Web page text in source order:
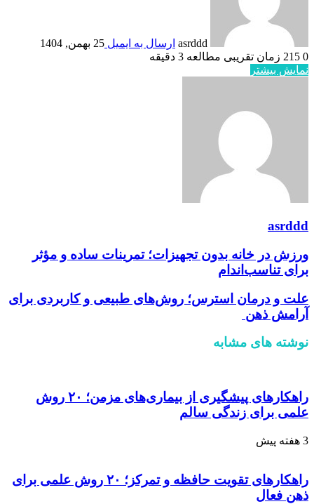
asrddd ارسال به ایمیل 25 بهمن, 1404
0
زمان تقریبی مطالعه 3 دقیقه
نمایش بیشتر
asrddd
ورزش در خانه بدون تجهیزات؛ تمرینات ساده و مؤثر
برای تناسب‌اندام
علت و درمان استرس؛ روش‌های طبیعی و کاربردی برای
آرامش ذهن
نوشته های مشابه
راهکارهای پیشگیری از بیماری‌های مزمن؛ ۲۰ روش
علمی برای زندگی سالم
3 هفته پیش
راهکارهای تقویت حافظه و تمرکز؛ ۲۰ روش علمی برای
ذهن فعال